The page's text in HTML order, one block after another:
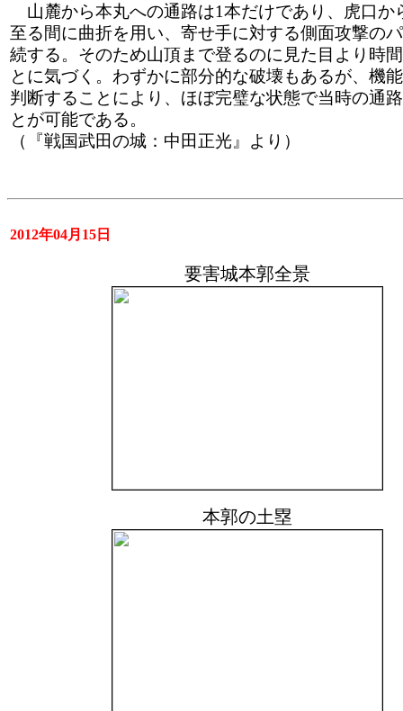
山麓から本丸への通路は1本だけであり、虎口か
至る間に曲折を用い、寄せ手に対する側面攻撃の
続する。そのため山頂まで登るのに見た目より時
とに気づく。わずかに部分的な破壊もあるが、機
判断することにより、ほぼ完璧な状態で当時の通
とが可能である。
（『戦国武田の城：中田正光』より）
2012年04月15日
要害城本郭全景
本郭の土塁